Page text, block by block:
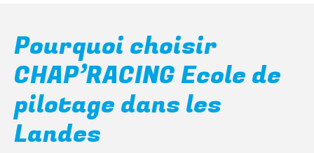
Pourquoi choisir
CHAP’RACING Ecole de
pilotage dans les
Landes